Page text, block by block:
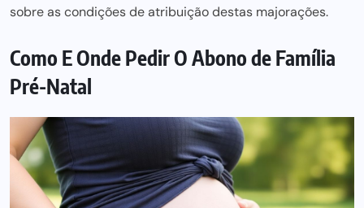
sobre ascondições de atribuiçãodestas majorações.
Como E Onde Pedir O Abono de Família
Pré-Natal